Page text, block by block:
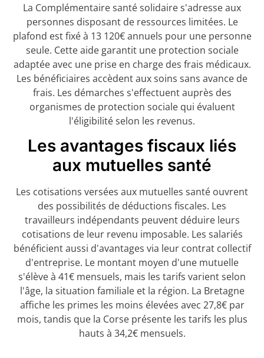
La Complémentaire santé solidaire s'adresse aux
personnes disposant de ressources limitées. Le
plafond est fixé à 13 120€ annuels pour une personne
seule. Cette aide garantit une protection sociale
adaptée avec une prise en charge des frais médicaux.
Les bénéficiaires accèdent aux soins sans avance de
frais. Les démarches s'effectuent auprès des
organismes de protection sociale qui évaluent
l'éligibilité selon les revenus.
Les avantages fiscaux liés
aux mutuelles santé
Les cotisations versées aux mutuelles santé ouvrent
des possibilités de déductions fiscales. Les
travailleurs indépendants peuvent déduire leurs
cotisations de leur revenu imposable. Les salariés
bénéficient aussi d'avantages via leur contrat collectif
d'entreprise. Le montant moyen d'une mutuelle
s'élève à 41€ mensuels, mais les tarifs varient selon
l'âge, la situation familiale et la région. La Bretagne
affiche les primes les moins élevées avec 27,8€ par
mois, tandis que la Corse présente les tarifs les plus
hauts à 34,2€ mensuels.